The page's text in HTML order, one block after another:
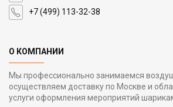
+7 (499) 113-32-38
О КОМПАНИИ
Мы профессионально занимаемся
осуществляем доставку по Москве и
услуги оформления мероприятий